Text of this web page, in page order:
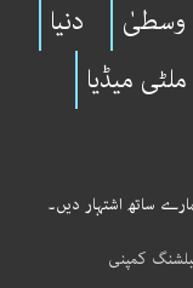
وسطیٰ
دنیا
ملٹی میڈیا
ساتھ اشتہار دیں۔
کمپنی